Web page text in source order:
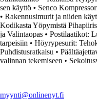
sen käyttö • Senco
• Rakennusimurit ja niiden
Kodikasta Yöpymistä
ja Valintaopas • Postilaatikot:
tarpeisiin • Höyrypesurit:
Puhdistusratkaisu •
valinnan tekemiseen •
myynti@onlinenyt.fi